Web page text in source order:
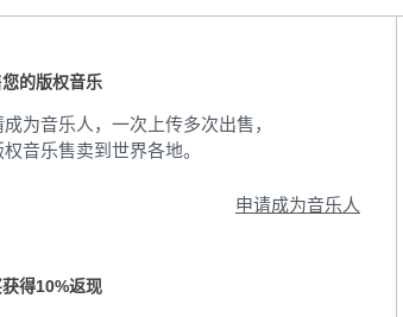
的版权音乐
成为音乐人，一次上传多次出售，
音乐售卖到世界各地。
申请成为音乐人
得10%返现